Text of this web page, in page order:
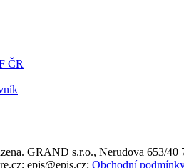
ČR
GRAND s.r.o., Nerudova 653/40
epis@epis.cz; Obchodní